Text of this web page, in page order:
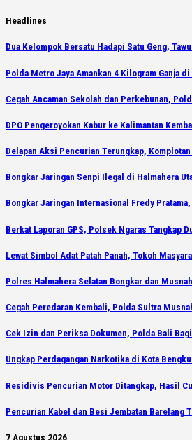
Skip
content
Headlines
Dua Kelompok Bersatu Hadapi Satu Geng,
Polda Metro Jaya Amankan 4 Kilogram Ganja
Cegah Ancaman Sekolah dan Perkebunan,
DPO Pengeroyokan Kabur ke Kalimantan
Delapan Aksi Pencurian Terungkap,
Bongkar Jaringan Senpi Ilegal di Halmahera
Bongkar Jaringan Internasional Fredy
Berkat Laporan GPS, Polsek Ngaras Tangkap
Lewat Simbol Adat Patah Panah, Tokoh
Polres Halmahera Selatan Bongkar dan
Cegah Peredaran Kembali, Polda Sultra
Cek Izin dan Periksa Dokumen, Polda Bali
Ungkap Perdagangan Narkotika di Kota
Residivis Pencurian Motor Ditangkap, Hasil
Pencurian Kabel dan Besi Jembatan Barelang
7 Agustus 2026